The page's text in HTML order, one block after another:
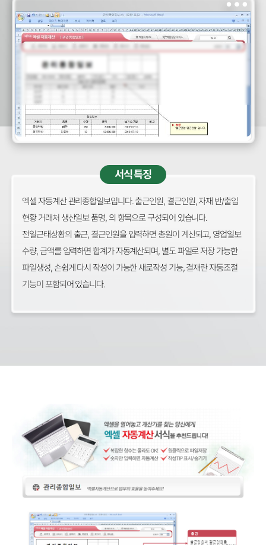
서식 특징
엑셀 자동계산 관리종합일보입니다. 출근인원, 결근인원, 자재 반/출입
현황 거래처 생산일보 품명, 의 항목으로 구성되어 있습니다.
전일근태상황의 출근, 결근인원을 입력하면 총원이 계산되고, 영업일보
수량, 금액를 입력하면 합계가 자동계산되며, 별도 파일로 저장 가능한
파일생성, 손쉽게 다시 작성이 가능한 새로작성 기능, 결재란 자동조절
기능이 포함되어 있습니다.